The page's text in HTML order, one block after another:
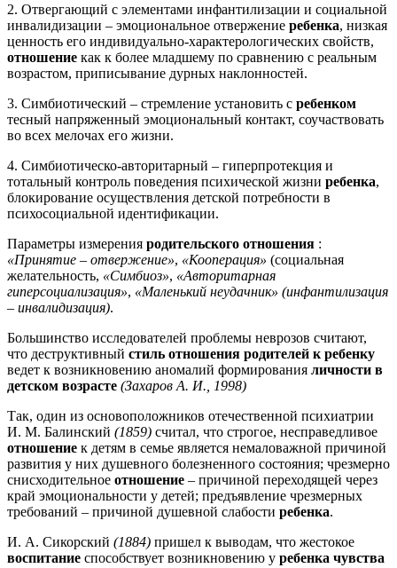
2. Отвергающий с элементами инфантилизации и социальной
инвалидизации – эмоциональное отвержение ребенка, низкая
ценность его индивидуально-характерологических свойств,
отношение как к более младшему по сравнению с реальным
возрастом, приписывание дурных наклонностей.
3. Симбиотический – стремление установить с ребенком
тесный напряженный эмоциональный контакт, соучаствовать
во всех мелочах его жизни.
4. Симбиотическо-авторитарный – гиперпротекция и
тотальный контроль поведения психической жизни ребенка,
блокирование осуществления детской потребности в
психосоциальной идентификации.
Параметры измерения родительского отношения :
«Принятие – отвержение», «Кооперация» (социальная
желательность, «Симбиоз», «Авторитарная
гиперсоциализация», «Маленький неудачник» (инфантилизация
– инвалидизация).
Большинство исследователей проблемы неврозов считают,
что деструктивный стиль отношения родителей к ребенку
ведет к возникновению аномалий формирования личности в
детском возрасте (Захаров А. И., 1998)
Так, один из основоположников отечественной психиатрии
И. М. Балинский (1859) считал, что строгое, несправедливое
отношение к детям в семье является немаловажной причиной
развития у них душевного болезненного состояния; чрезмерно
снисходительное отношение – причиной переходящей через
край эмоциональности у детей; предъявление чрезмерных
требований – причиной душевной слабости ребенка.
И. А. Сикорский (1884) пришел к выводам, что жестокое
воспитание способствует возникновению у ребенка чувства